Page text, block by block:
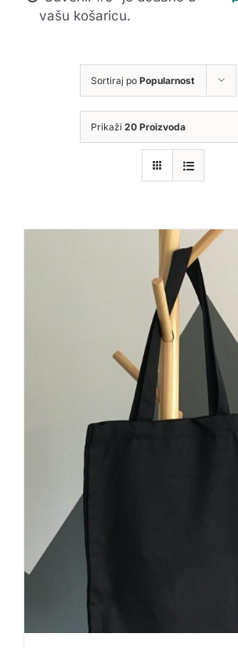
vašu košaricu.
Sortiraj po Popularnost
Prikaži 20 Proizvoda